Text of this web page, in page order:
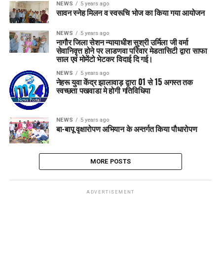
NEWS 5 years ago
सावन स्नेह मिलन व स्वरूचि भोज का किया गया आयोजन
NEWS 5 years ago
नागौर जिला सेशन न्यायाधीश सुश्री उर्मिला जी वर्मा
सेवानिवृत्त होने पर लाडणवा परिवार मेडतासिटी द्वारा साफा
साल एवं मोमेंटो भेटकर विदाई दि गई।
NEWS 5 years ago
नेहरू युवा केंद्र झालावाड़ द्वारा 01 से 15 अगस्त तक
स्वच्छता पखवाडा मे होगी गतिविधिया
NEWS 5 years ago
बा-बापू वृक्षारोपण अभियान के अन्तर्गत किया पौधारोपण
MORE POSTS
ADVERTISEMENT